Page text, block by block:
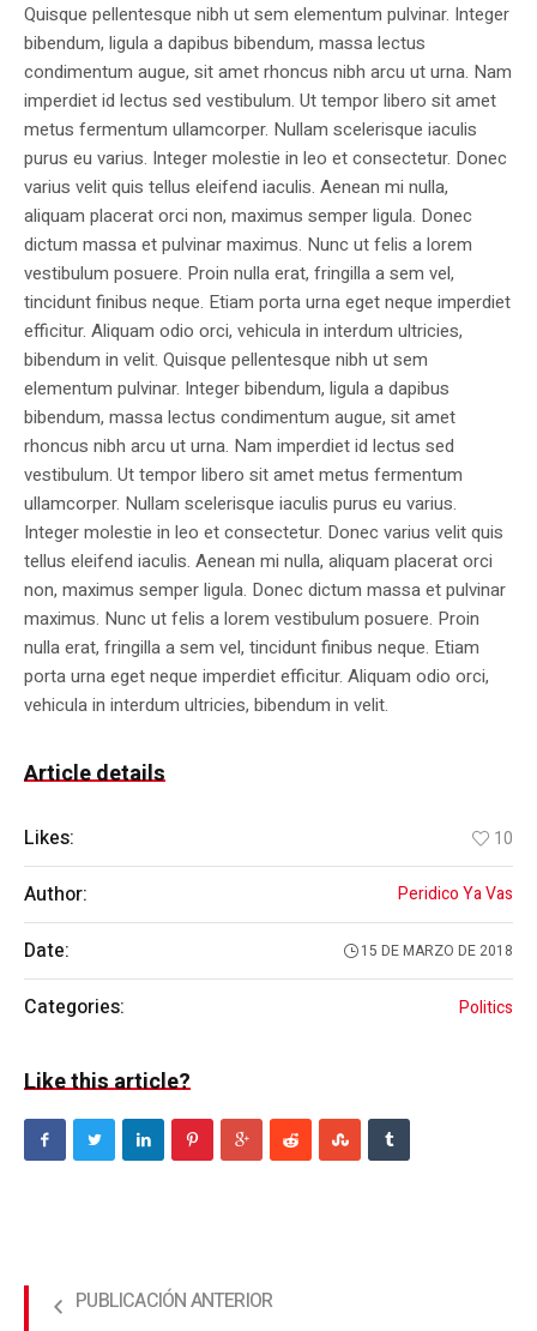
Quisque pellentesque nibh ut sem elementum pulvinar. Integer
bibendum, ligula a dapibus bibendum, massa lectus
condimentum augue, sit amet rhoncus nibh arcu ut urna. Nam
imperdiet id lectus sed vestibulum. Ut tempor libero sit amet
metus fermentum ullamcorper. Nullam scelerisque iaculis
purus eu varius. Integer molestie in leo et consectetur. Donec
varius velit quis tellus eleifend iaculis. Aenean mi nulla,
aliquam placerat orci non, maximus semper ligula. Donec
dictum massa et pulvinar maximus. Nunc ut felis a lorem
vestibulum posuere. Proin nulla erat, fringilla a sem vel,
tincidunt finibus neque. Etiam porta urna eget neque imperdiet
efficitur. Aliquam odio orci, vehicula in interdum ultricies,
bibendum in velit. Quisque pellentesque nibh ut sem
elementum pulvinar. Integer bibendum, ligula a dapibus
bibendum, massa lectus condimentum augue, sit amet
rhoncus nibh arcu ut urna. Nam imperdiet id lectus sed
vestibulum. Ut tempor libero sit amet metus fermentum
ullamcorper. Nullam scelerisque iaculis purus eu varius.
Integer molestie in leo et consectetur. Donec varius velit quis
tellus eleifend iaculis. Aenean mi nulla, aliquam placerat orci
non, maximus semper ligula. Donec dictum massa et pulvinar
maximus. Nunc ut felis a lorem vestibulum posuere. Proin
nulla erat, fringilla a sem vel, tincidunt finibus neque. Etiam
porta urna eget neque imperdiet efficitur. Aliquam odio orci,
vehicula in interdum ultricies, bibendum in velit.
Article details
Likes: 10
Author: Peridico Ya Vas
Date: 15 DE MARZO DE 2018
Categories: Politics
Like this article?